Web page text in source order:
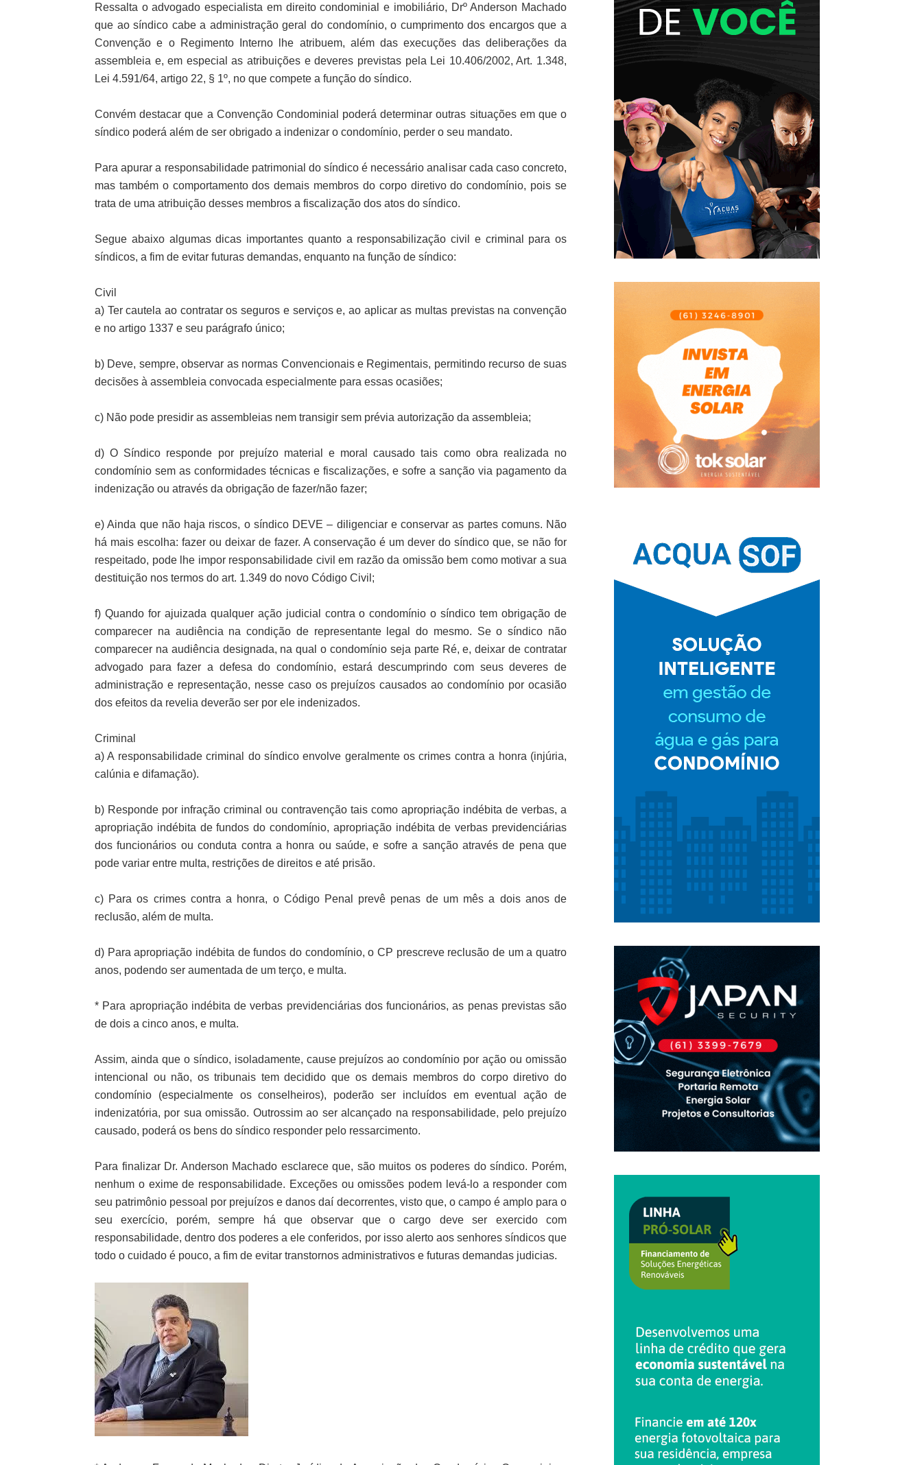
Ressalta o advogado especialista em direito condominial e imobiliário, Drº Anderson Machado
que ao síndico cabe a administração geral do condomínio, o cumprimento dos encargos que a
Convenção e o Regimento Interno lhe atribuem, além das execuções das deliberações da
assembleia e, em especial as atribuições e deveres previstas pela Lei 10.406/2002, Art. 1.348,
Lei 4.591/64, artigo 22, § 1º, no que compete a função do síndico.
Convém destacar que a Convenção Condominial poderá determinar outras situações em que o
síndico poderá além de ser obrigado a indenizar o condomínio, perder o seu mandato.
Para apurar a responsabilidade patrimonial do síndico é necessário analisar cada caso concreto,
mas também o comportamento dos demais membros do corpo diretivo do condomínio, pois se
trata de uma atribuição desses membros a fiscalização dos atos do síndico.
Segue abaixo algumas dicas importantes quanto a responsabilização civil e criminal para os
síndicos, a fim de evitar futuras demandas, enquanto na função de síndico:
Civil
a) Ter cautela ao contratar os seguros e serviços e, ao aplicar as multas previstas na convenção
e no artigo 1337 e seu parágrafo único;
b) Deve, sempre, observar as normas Convencionais e Regimentais, permitindo recurso de suas
decisões à assembleia convocada especialmente para essas ocasiões;
c) Não pode presidir as assembleias nem transigir sem prévia autorização da assembleia;
d) O Síndico responde por prejuízo material e moral causado tais como obra realizada no
condomínio sem as conformidades técnicas e fiscalizações, e sofre a sanção via pagamento da
indenização ou através da obrigação de fazer/não fazer;
e) Ainda que não haja riscos, o síndico DEVE – diligenciar e conservar as partes comuns. Não
há mais escolha: fazer ou deixar de fazer. A conservação é um dever do síndico que, se não for
respeitado, pode lhe impor responsabilidade civil em razão da omissão bem como motivar a sua
destituição nos termos do art. 1.349 do novo Código Civil;
f) Quando for ajuizada qualquer ação judicial contra o condomínio o síndico tem obrigação de
comparecer na audiência na condição de representante legal do mesmo. Se o síndico não
comparecer na audiência designada, na qual o condomínio seja parte Ré, e, deixar de contratar
advogado para fazer a defesa do condomínio, estará descumprindo com seus deveres de
administração e representação, nesse caso os prejuízos causados ao condomínio por ocasião
dos efeitos da revelia deverão ser por ele indenizados.
Criminal
a) A responsabilidade criminal do síndico envolve geralmente os crimes contra a honra (injúria,
calúnia e difamação).
b) Responde por infração criminal ou contravenção tais como apropriação indébita de verbas, a
apropriação indébita de fundos do condomínio, apropriação indébita de verbas previdenciárias
dos funcionários ou conduta contra a honra ou saúde, e sofre a sanção através de pena que
pode variar entre multa, restrições de direitos e até prisão.
c) Para os crimes contra a honra, o Código Penal prevê penas de um mês a dois anos de
reclusão, além de multa.
d) Para apropriação indébita de fundos do condomínio, o CP prescreve reclusão de um a quatro
anos, podendo ser aumentada de um terço, e multa.
* Para apropriação indébita de verbas previdenciárias dos funcionários, as penas previstas são
de dois a cinco anos, e multa.
Assim, ainda que o síndico, isoladamente, cause prejuízos ao condomínio por ação ou omissão
intencional ou não, os tribunais tem decidido que os demais membros do corpo diretivo do
condomínio (especialmente os conselheiros), poderão ser incluídos em eventual ação de
indenizatória, por sua omissão. Outrossim ao ser alcançado na responsabilidade, pelo prejuízo
causado, poderá os bens do síndico responder pelo ressarcimento.
Para finalizar Dr. Anderson Machado esclarece que, são muitos os poderes do síndico. Porém,
nenhum o exime de responsabilidade. Exceções ou omissões podem levá-lo a responder com
seu patrimônio pessoal por prejuízos e danos daí decorrentes, visto que, o campo é amplo para o
seu exercício, porém, sempre há que observar que o cargo deve ser exercido com
responsabilidade, dentro dos poderes a ele conferidos, por isso alerto aos senhores síndicos que
todo o cuidado é pouco, a fim de evitar transtornos administrativos e futuras demandas judicias.